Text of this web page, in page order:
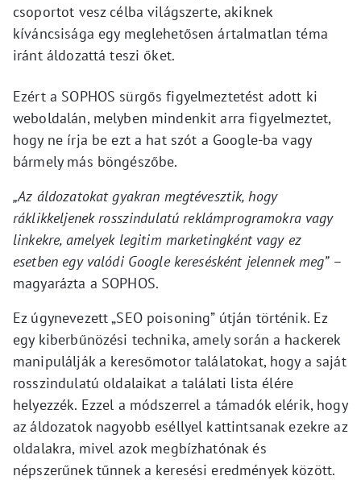
csoportot vesz célba világszerte, akiknek
kíváncsisága egy meglehetősen ártalmatlan téma
iránt áldozattá teszi őket.
Ezért a SOPHOS sürgős figyelmeztetést adott ki
weboldalán, melyben mindenkit arra figyelmeztet,
hogy ne írja be ezt a hat szót a Google-ba vagy
bármely más böngészőbe.
„Az áldozatokat gyakran megtévesztik, hogy
ráklikkeljenek rosszindulatú reklámprogramokra vagy
linkekre, amelyek legitim marketingként vagy ez
esetben egy valódi Google keresésként jelennek meg”–
magyarázta a SOPHOS.
Ez úgynevezett „SEO poisoning” útján történik. Ez
egy kiberbűnözési technika, amely során a hackerek
manipulálják a keresőmotor találatokat, hogy a saját
rosszindulatú oldalaikat a találati lista élére
helyezzék. Ezzel a módszerrel a támadók elérik, hogy
az áldozatok nagyobb eséllyel kattintsanak ezekre az
oldalakra, mivel azok megbízhatónak és
népszerűnek tűnnek a keresési eredmények között.